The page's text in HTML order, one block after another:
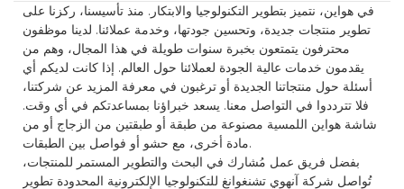
في هواين، نتميز بتطوير التكنولوجيا والابتكار. منذ تأسيسنا، ركزنا على
تطوير منتجات جديدة، وتحسين جودتها، وخدمة عملائنا. لدينا موظفون
محترفون يتمتعون بخبرة سنوات طويلة في هذا المجال، وهم من
يقدمون خدمات عالية الجودة لعملائنا حول العالم. إذا كانت لديكم أي
أسئلة حول منتجاتنا الجديدة أو ترغبون في معرفة المزيد عن شركتنا،
فلا تترددوا في التواصل معنا. يسعد خبراؤنا بمساعدتكم في أي وقت.
شاشة هواين اللمسية مصنوعة من طبقة أو طبقتين من الزجاج أو من
مادة أخرى، مع حشو أو فواصل بين الطبقات.
بفضل فريق عمل مُشارك في البحث والتطوير المستمر للمنتجات،
تُواصل شركة آنهوي تشنغوانغ للتكنولوجيا الإلكترونية المحدودة تطوير